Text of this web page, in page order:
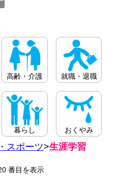
高齢・介護 就職・退職
暮らし おくやみ
スポーツ>生涯学習
番目を表示